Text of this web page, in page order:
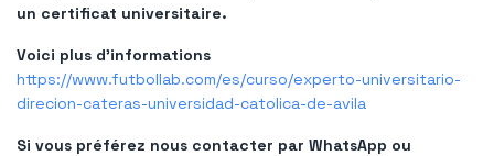
un certificat universitaire.
Voici plus d'informations
https://www.futbollab.com/es/curso/experto-universitario-
direcion-cateras-universidad-catolica-de-avila
Si vous préférez nous contacter par WhatsApp ou